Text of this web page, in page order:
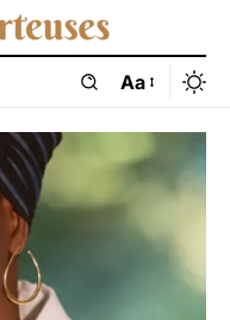
Aa